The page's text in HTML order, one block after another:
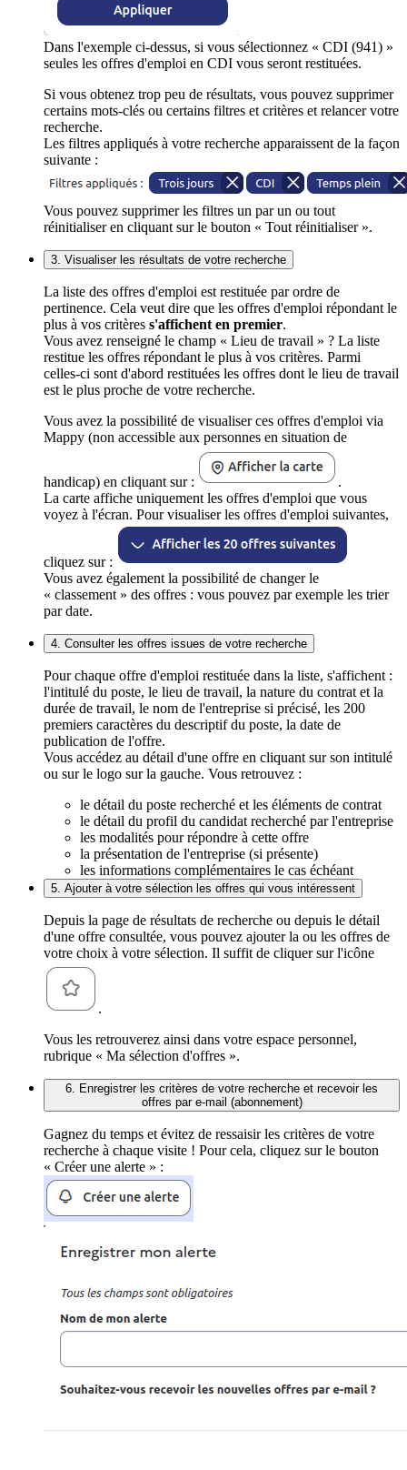
Dans l'exemple ci-dessus, si vous sélectionnez « CDI (941) »
seules les offres d'emploi en CDI vous seront restituées.
Si vous obtenez trop peu de résultats, vous pouvez supprimer
certains mots-clés ou certains filtres et critères et relancer votre
recherche.
Les filtres appliqués à votre recherche apparaissent de la façon
suivante :
Vous pouvez supprimer les filtres un par un ou tout
réinitialiser en cliquant sur le bouton « Tout réinitialiser ».
3. Visualiser les résultats de votre recherche
La liste des offres d'emploi est restituée par ordre de
pertinence. Cela veut dire que les offres d'emploi répondant le
plus à vos critères s'affichent en premier.
Vous avez renseigné le champ « Lieu de travail » ? La liste
restitue les offres répondant le plus à vos critères. Parmi
celles-ci sont d'abord restituées les offres dont le lieu de travail
est le plus proche de votre recherche.
Vous avez la possibilité de visualiser ces offres d'emploi via
Mappy (non accessible aux personnes en situation de
handicap) en cliquant sur :
.
La carte affiche uniquement les offres d'emploi que vous
voyez à l'écran. Pour visualiser les offres d'emploi suivantes,
cliquez sur :
Vous avez également la possibilité de changer le
« classement » des offres : vous pouvez par exemple les trier
par date.
4. Consulter les offres issues de votre recherche
Pour chaque offre d'emploi restituée dans la liste, s'affichent :
l'intitulé du poste, le lieu de travail, la nature du contrat et la
durée de travail, le nom de l'entreprise si précisé, les 200
premiers caractères du descriptif du poste, la date de
publication de l'offre.
Vous accédez au détail d'une offre en cliquant sur son intitulé
ou sur le logo sur la gauche. Vous retrouvez :
le détail du poste recherché et les éléments de contrat
le détail du profil du candidat recherché par l'entreprise
les modalités pour répondre à cette offre
la présentation de l'entreprise (si présente)
les informations complémentaires le cas échéant
5. Ajouter à votre sélection les offres qui vous intéressent
Depuis la page de résultats de recherche ou depuis le détail
d'une offre consultée, vous pouvez ajouter la ou les offres de
votre choix à votre sélection. Il suffit de cliquer sur l'icône
.
Vous les retrouverez ainsi dans votre espace personnel,
rubrique « Ma sélection d'offres ».
6. Enregistrer les critères de votre recherche et recevoir les
offres par e-mail (abonnement)
Gagnez du temps et évitez de ressaisir les critères de votre
recherche à chaque visite ! Pour cela, cliquez sur le bouton
« Créer une alerte » :